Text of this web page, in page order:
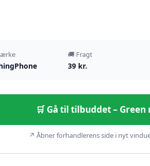
🚚 Fragt
39 kr.
🛒 Gå til tilbuddet –
↗ Åbner forhandlerens side i nyt